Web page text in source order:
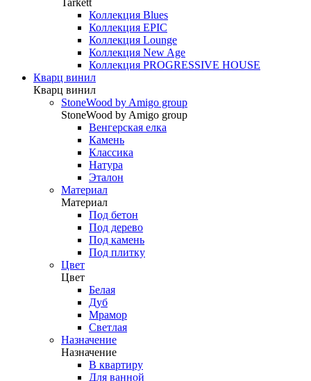
Tarkett
Коллекция Blues
Коллекция EPIC
Коллекция Lounge
Коллекция New Age
Коллекция PROGRESSIVE HOUSE
Кварц винил
Кварц винил
StoneWood by Amigo group
StoneWood by Amigo group
Венгерская елка
Камень
Классика
Натура
Эталон
Материал
Материал
Под бетон
Под дерево
Под камень
Под плитку
Цвет
Цвет
Белая
Дуб
Мрамор
Светлая
Назначение
Назначение
В квартиру
Для ванной